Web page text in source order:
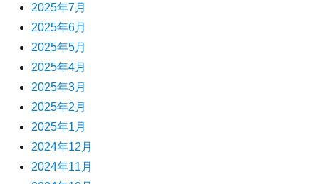
2025年7月
2025年6月
2025年5月
2025年4月
2025年3月
2025年2月
2025年1月
2024年12月
2024年11月